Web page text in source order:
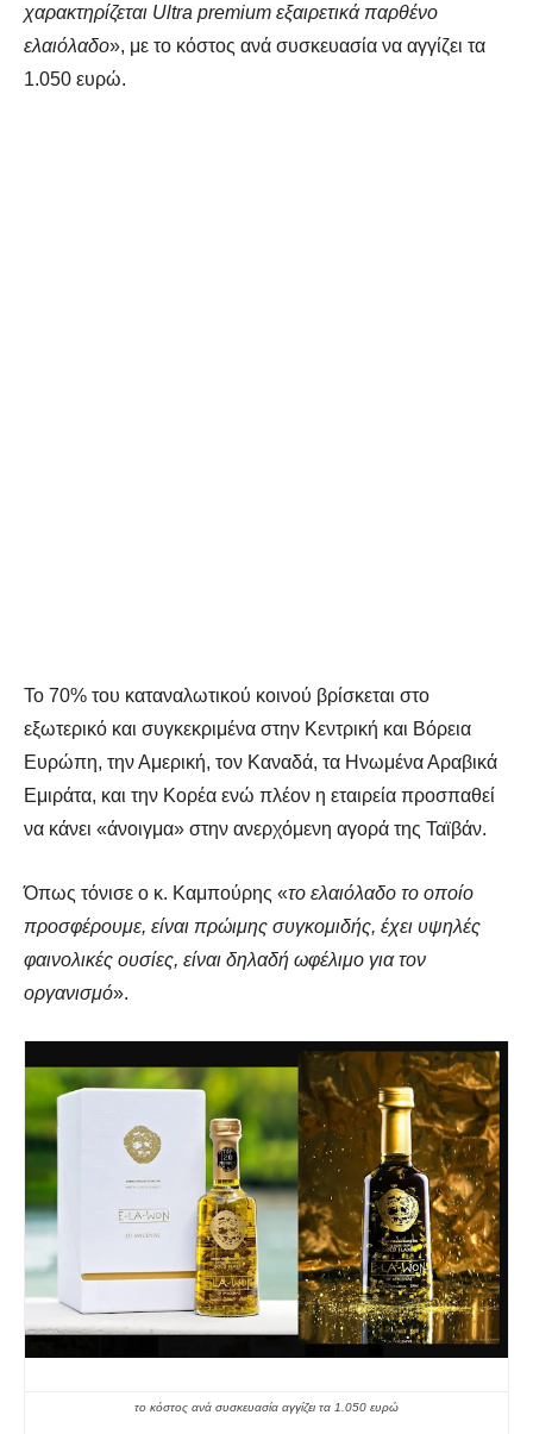
χαρακτηρίζεται Ultra premium εξαιρετικά παρθένο
ελαιόλαδο», με το κόστος ανά συσκευασία να αγγίζει τα
1.050 ευρώ.
Το 70% του καταναλωτικού κοινού βρίσκεται στο
εξωτερικό και συγκεκριμένα στην Κεντρική και Βόρεια
Ευρώπη, την Αμερική, τον Καναδά, τα Ηνωμένα Αραβικά
Εμιράτα, και την Κορέα ενώ πλέον η εταιρεία προσπαθεί
να κάνει «άνοιγμα» στην ανερχόμενη αγορά της Ταϊβάν.
Όπως τόνισε ο κ. Καμπούρης «το ελαιόλαδο το οποίο
προσφέρουμε, είναι πρώιμης συγκομιδής, έχει υψηλές
φαινολικές ουσίες, είναι δηλαδή ωφέλιμο για τον
οργανισμό».
το κόστος ανά συσκευασία αγγίζει τα 1.050 ευρώ